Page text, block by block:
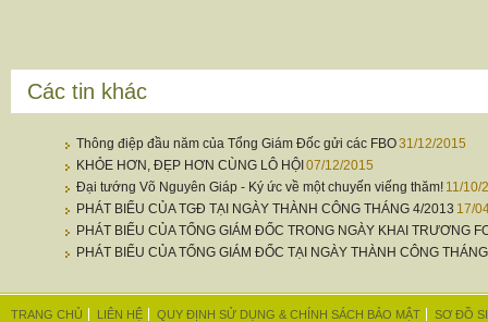
Các tin khác
Thông điệp đầu năm của Tổng Giám Đốc gửi các FBO31/12/2015
KHỎE HƠN, ĐẸP HƠN CÙNG LÔ HỘI 07/12/2015
Đại tướng Võ Nguyên Giáp - Ký ức về một chuyến viếng thăm! 11/10/
PHÁT BIỂU CỦA TGĐ TẠI NGÀY THÀNH CÔNG THÁNG 4/2013 17/
PHÁT BIỂU CỦA TỔNG GIÁM ĐỐC TRONG NGÀY KHAI TRƯƠNG
PHÁT BIỂU CỦA TỔNG GIÁM ĐỐC TẠI NGÀY THÀNH CÔNG
TRANG CHỦ LIÊN HỆ QUY ĐỊNH SỬ DỤNG & CHÍNH SÁCH BẢO MẬT SƠ ĐỒ